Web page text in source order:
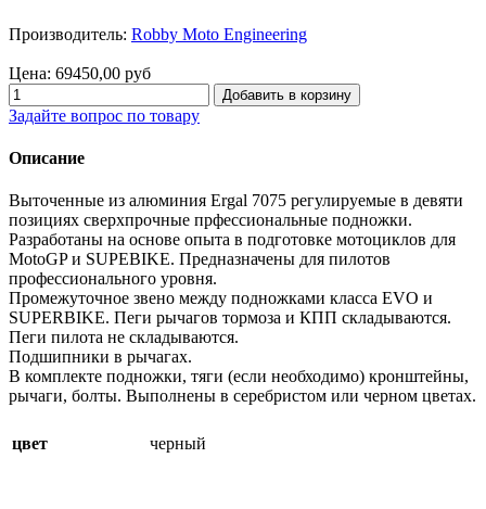
Производитель: Robby Moto Engineering
Цена: 69450,00 руб
Задайте вопрос по товару
Описание
Выточенные из алюминия Ergal 7075 регулируемые в девяти
позициях сверхпрочные прфессиональные подножки.
Разработаны на основе опыта в подготовке мотоциклов для
MotoGP и SUPEBIKE. Предназначены для пилотов
профессионального уровня.
Промежуточное звено между подножками класса EVO и
SUPERBIKE. Пеги рычагов тормоза и КПП складываются.
Пеги пилота не складываются.
Подшипники в рычагах.
В комплекте подножки, тяги (если необходимо) кронштейны,
рычаги, болты. Выполнены в серебристом или черном цветах.
цвет черный